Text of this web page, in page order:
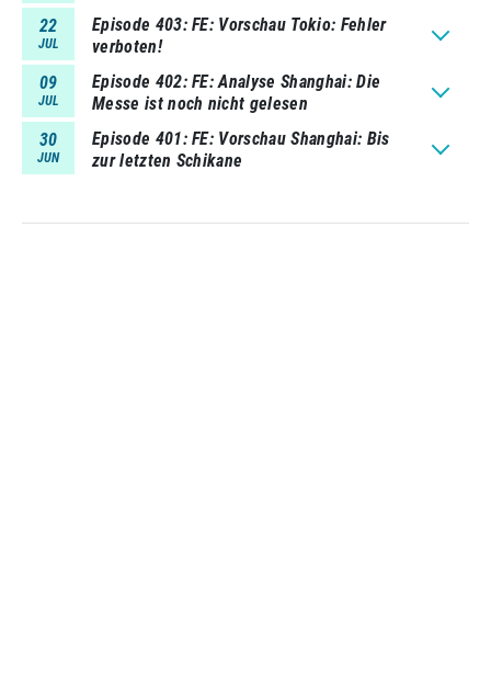
22
JUL
Episode 403 FE: Vorschau Tokio: Fehler
verboten!
09
JUL
Episode 402 FE: Analyse Shanghai: Die
Messe ist noch nicht gelesen
30
JUN
Episode 401 FE: Vorschau Shanghai: Bis
zur letzten Schikane